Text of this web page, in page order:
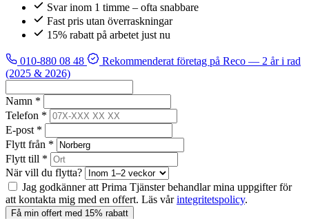
Svar inom 1 timme – ofta snabbare
Fast pris utan överraskningar
15% rabatt på arbetet just nu
010-880 08 48 Rekommenderat företag på Reco — 2 år i rad
(2025 & 2026)
Namn *
Telefon *
E-post *
Flytt från *
Flytt till *
När vill du flytta?
Jag godkänner att Prima Tjänster behandlar mina uppgifter för
att kontakta mig med en offert. Läs vårintegritetspolicy.
Få min offert med 15% rabatt